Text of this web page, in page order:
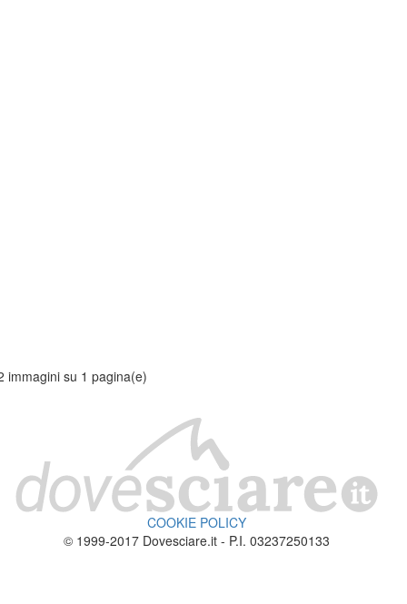
immagini su 1 pagina(e)
COOKIE POLICY
© 1999-2017 Dovesciare.it - P.I. 03237250133